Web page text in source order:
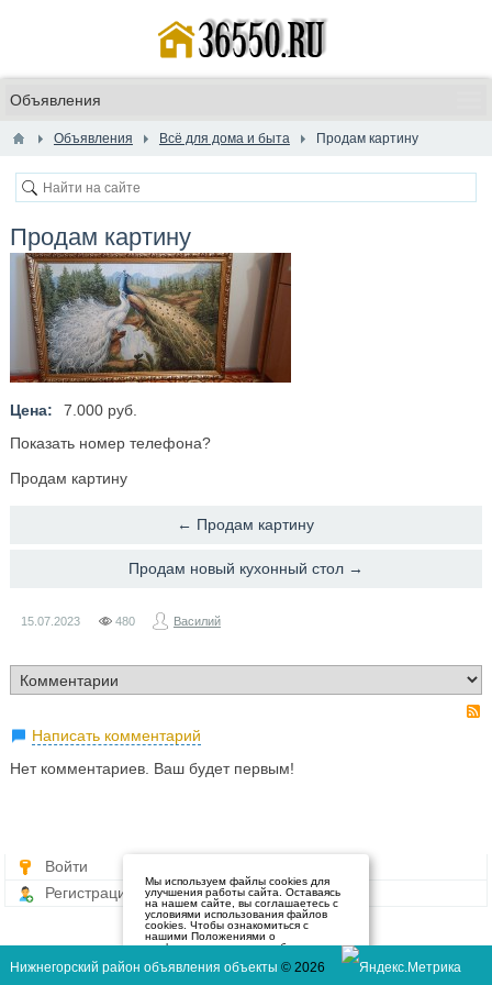
Объявления Всё для дома и быта Продам картину
Продам картину
Цена:
7.000 руб.
Показать номер телефона?
Продам картину
← Продам картину
Продам новый кухонный стол →
15.07.2023 480 Василий
Написать комментарий
Нет комментариев. Ваш будет первым!
Войти
Регистрация
Мы используем файлы cookies для
улучшения работы сайта. Оставаясь
на нашем сайте, вы соглашаетесь с
условиями использования файлов
cookies. Чтобы ознакомиться с
нашими Положениями о
конфиденциальности и об
нажмите здесь.
Нижнегорский район объявления объекты © 2026